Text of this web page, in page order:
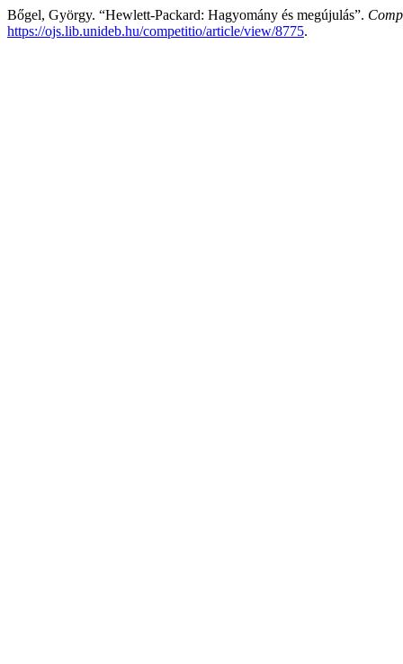
Bőgel, György. “Hewlett-Packard: Hagyomány és megújulás”.
https://ojs.lib.unideb.hu/competitio/article/view/8775.